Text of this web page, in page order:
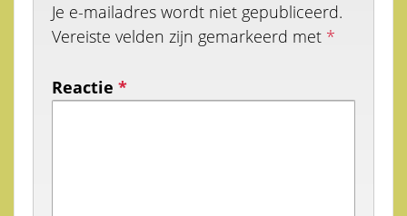
Je e-mailadres wordt niet gepubliceerd.
Vereiste velden zijn gemarkeerd met *
Reactie *